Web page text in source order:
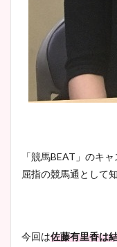
「競馬BEAT」のキ
屈指の競馬通として
今回は佐藤有里香は